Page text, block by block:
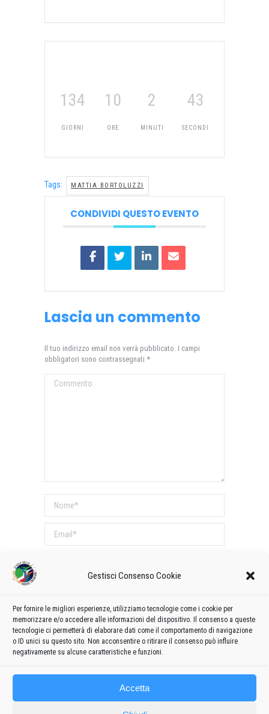
Gestisci Consenso Cookie
Per fornire le migliori esperienze, utilizziamo tecnologie come i cookie per
memorizzare e/o accedere alle informazioni del dispositivo. Il consenso a queste
tecnologie ci permetterà di elaborare dati come il comportamento di navigazione
o ID unici su questo sito. Non acconsentire o ritirare il consenso può influire
negativamente su alcune caratteristiche e funzioni.
Accetta
134
GIORNI
10
ORE
2
MINUTI
43
SECONDI
Tags: MATTIA BORTOLUZZI
CONDIVIDI QUESTO EVENTO
Lascia un commento
Il tuo indirizzo email non verrà pubblicato. I campi
obbligatori sono contrassegnati *
Commento
Nome *
Email *
Questo sito utilizza Akismet per ridurre lo spam.
Scopri come vengono elaborati i dati derivati dai
commenti.